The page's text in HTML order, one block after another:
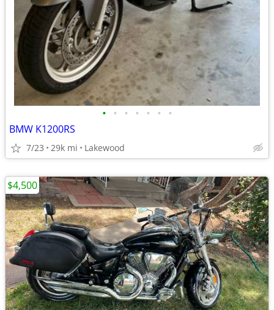
• • • • • • •
BMW K1200RS
7/23 29k mi Lakewood
$4,500